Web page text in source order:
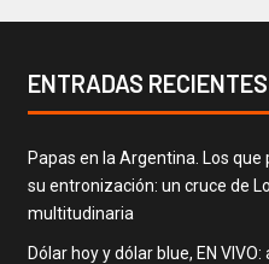
ENTRADAS RECIENTES
Papas en la Argentina. Los
su entronización: un cruce de
multitudinaria
Dólar hoy y dólar blue, EN